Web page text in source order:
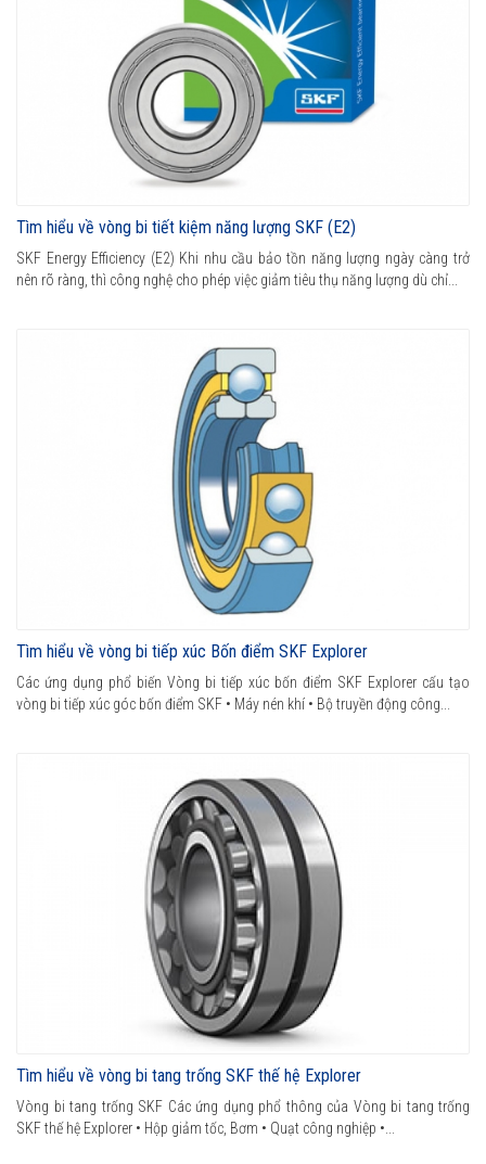
Tìm hiểu về vòng bi tiết kiệm năng lượng SKF (E2)
SKF Energy Efficiency (E2) Khi nhu cầu bảo tồn năng lượng ngày càng trở
nên rõ ràng, thì công nghệ cho phép việc giảm tiêu thụ năng lượng dù chỉ...
Tìm hiểu về vòng bi tiếp xúc Bốn điểm SKF Explorer
Các ứng dụng phổ biến Vòng bi tiếp xúc bốn điểm SKF Explorer cấu tạo
vòng bi tiếp xúc góc bốn điểm SKF • Máy nén khí • Bộ truyền động công...
Tìm hiểu về vòng bi tang trống SKF thế hệ Explorer
Vòng bi tang trống SKF Các ứng dụng phổ thông của Vòng bi tang trống
SKF thế hệ Explorer • Hộp giảm tốc, Bơm • Quạt công nghiệp •...